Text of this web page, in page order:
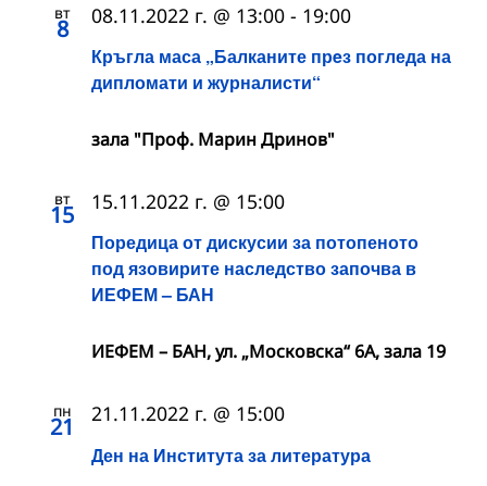
вт
8
Кръгла маса „Балканите прeз погледа на
дипломати и журналисти“
08.11.2022 г. @ 13:00 - 19:00
зала "Проф. Марин Дринов"
вт
15
Поредица от дискусии за потопеното
под язовирите наследство започва в
ИЕФЕМ – БАН
15.11.2022 г. @ 15:00
ИЕФЕМ – БАН, ул. „Московска“ 6А, зала 19
пн
21
Ден на Института за литература
21.11.2022 г. @ 15:00